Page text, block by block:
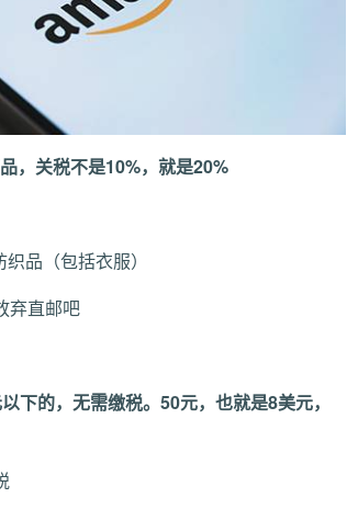
，关税不是10%，就是20%
品（包括衣服）
弃直邮吧
下的，无需缴税。50元，也就是8美元，